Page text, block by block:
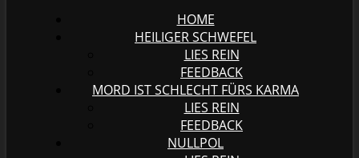
HOME
HEILIGER SCHWEFEL
LIES REIN
FEEDBACK
MORD IST SCHLECHT FÜRS KARMA
LIES REIN
FEEDBACK
NULLPOL